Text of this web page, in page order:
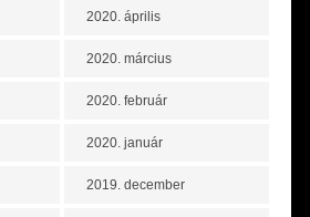
2020. április
2020. március
2020. február
2020. január
2019. december